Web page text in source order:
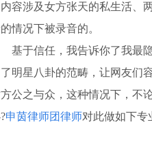
容涉及女方张天的私生活、
情况下被录音的。
信任，我告诉你了我最隐
明星八卦的范畴，让网友们
公之与众，这种情况下，不
申茵律师团律师对此做如下专